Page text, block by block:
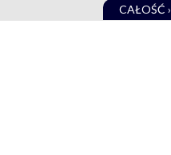
CAŁOŚĆ ›